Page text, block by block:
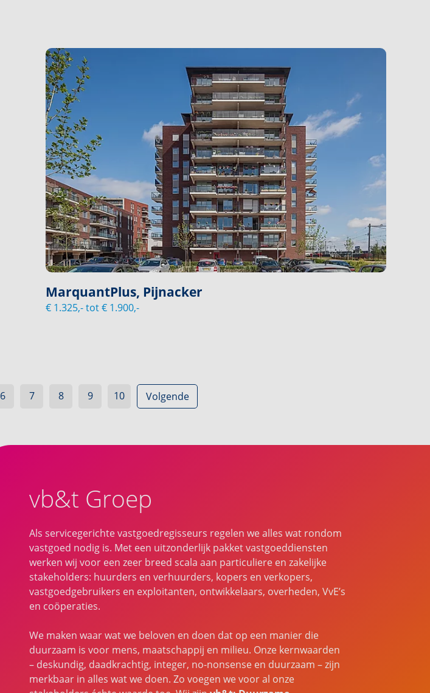
MarquantPlus, Pijnacker
€ 1.325,- tot € 1.900,-
6 7 8 9 10 Volgende
vb&t Groep
Als servicegerichte vastgoedregisseurs regelen we alles wat rondom
vastgoed nodig is. Met een uitzonderlijk pakket vastgoeddiensten
werken wij voor een zeer breed scala aan particuliere en zakelijke
stakeholders: huurders en verhuurders, kopers en verkopers,
vastgoedgebruikers en exploitanten, ontwikkelaars, overheden, VvE’s
en coöperaties.
We maken waar wat we beloven en doen dat op een manier die
duurzaam is voor mens, maatschappij en milieu. Onze kernwaarden
– deskundig, daadkrachtig, integer, no-nonsense en duurzaam – zijn
merkbaar in alles wat we doen. Zo voegen we voor al onze